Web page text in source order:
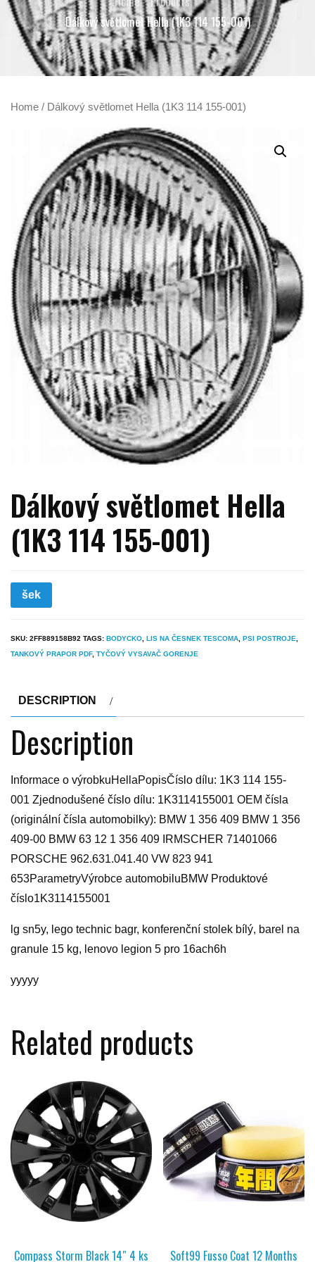
Dálkový světlomet Hella (1K3 114 155-001)
Home / Dálkový světlomet Hella (1K3 114 155-001)
Dálkový světlomet Hella
(1K3 114 155-001)
šek
SKU: 2FF889158B92 TAGS: BODYCKO LIS NA ČESNEK TESCOMA PSI POSTROJE
TANKOVÝ PRAPOR PDF, TYČOVÝ VYSAVAČ GORENJE
DESCRIPTION
Description
Informace o výrobkuHellaPopisČíslo dílu: 1K3 114 155-
001 Zjednodušené číslo dílu: 1K3114155001 OEM čísla
(originální čísla automobilky): BMW 1 356 409 BMW 1 356
409-00 BMW 63 12 1 356 409 IRMSCHER 71401066
PORSCHE 962.631.041.40 VW 823 941
653ParametryVýrobce automobiluBMW Produktové
číslo1K3114155001
lg sn5y, lego technic bagr, konferenční stolek bílý, barel na
granule 15 kg, lenovo legion 5 pro 16ach6h
yyyyy
Related products
Compass Storm Black 14″ 4 ks Soft99 Fusso Coat 12 Months